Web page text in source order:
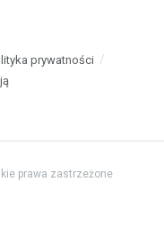
prywatności
prawa zastrzeżone